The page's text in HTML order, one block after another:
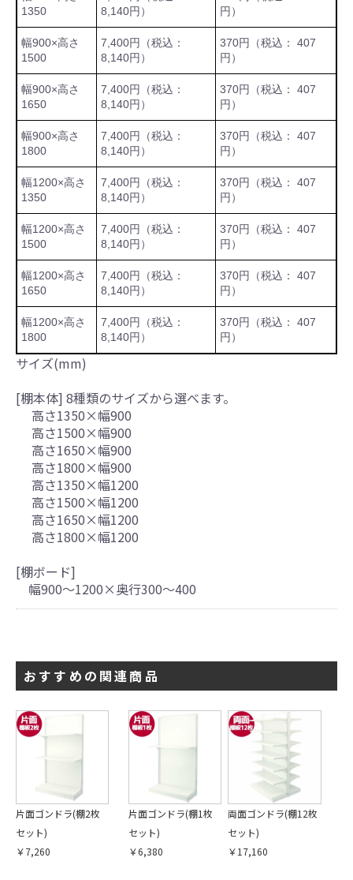
引続き他の商品も選ぶ
1350
8,140円）
円）
幅900×高さ
1500
7,400円（税込：
8,140円）
370円（税込： 407
円）
幅900×高さ
1650
7,400円（税込：
8,140円）
370円（税込： 407
円）
幅900×高さ
1800
7,400円（税込：
8,140円）
370円（税込： 407
円）
幅1200×高さ
1350
7,400円（税込：
8,140円）
370円（税込： 407
円）
幅1200×高さ
1500
7,400円（税込：
8,140円）
370円（税込： 407
円）
幅1200×高さ
1650
7,400円（税込：
8,140円）
370円（税込： 407
円）
幅1200×高さ
1800
7,400円（税込：
8,140円）
370円（税込： 407
円）
サイズ(mm)
[棚本体] 8種類のサイズから選べます。
高さ1350×幅900
高さ1500×幅900
高さ1650×幅900
高さ1800×幅900
高さ1350×幅1200
高さ1500×幅1200
高さ1650×幅1200
高さ1800×幅1200
[棚ボード]
幅900～1200×奥行300～400
おすすめの関連商品
片面ゴンドラ(棚2枚
セット)
￥7,260
片面ゴンドラ(棚1枚
セット)
￥6,380
両面ゴンドラ(棚12枚
セット)
￥17,160